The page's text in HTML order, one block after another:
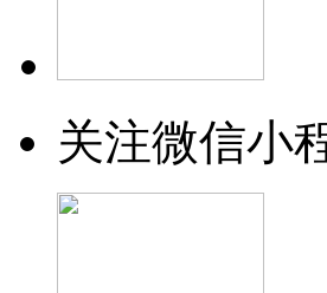
关注微信小